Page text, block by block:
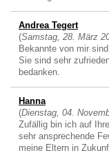
Andrea Tegert
(Samstag, 28. März
Bekannte von mir
Sie sind sehr
bedanken.
Hanna
(Dienstag, 04.
Zufällig bin ich auf
sehr ansprechende
meine Eltern in